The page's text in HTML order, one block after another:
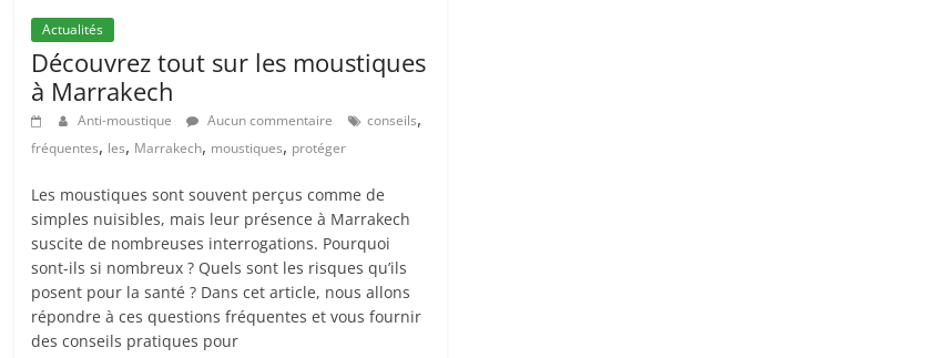
Actualités
Découvrez tout sur les moustiques
à Marrakech
Anti-moustique Aucun commentaire conseils,
fréquentes, les, Marrakech, moustiques, protéger
Les moustiques sont souvent perçus comme de
simples nuisibles, mais leur présence à Marrakech
suscite de nombreuses interrogations. Pourquoi
sont-ils si nombreux ? Quels sont les risques qu’ils
posent pour la santé ? Dans cet article, nous allons
répondre à ces questions fréquentes et vous fournir
des conseils pratiques pour